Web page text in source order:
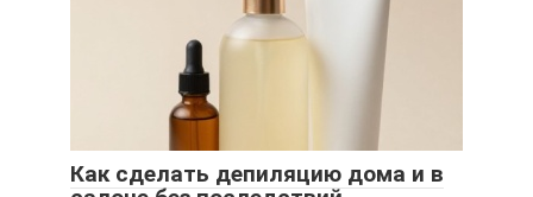
Как сделать депиляцию дома и в